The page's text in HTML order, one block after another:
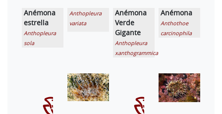
Anémona
estrella
Anthopleura
sola
Anthopleura
variata
Anémona
Verde
Gigante
Anthopleura
xanthogrammica
Anémona
Anthothoe
carcinophila